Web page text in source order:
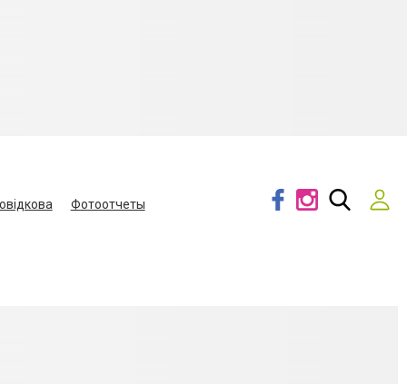
Фотоотчеты